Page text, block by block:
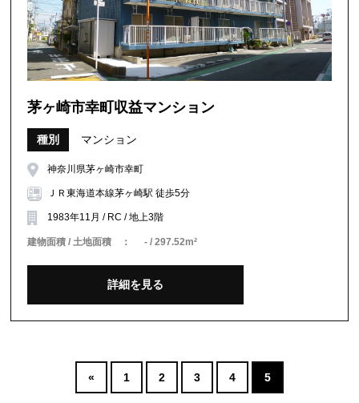
茅ヶ崎市幸町収益マンション
種別 マンション
神奈川県茅ヶ崎市幸町
ＪＲ東海道本線茅ヶ崎駅 徒歩5分
1983年11月 / RC / 地上3階
建物面積 / 土地面積 ： - / 297.52m²
詳細を見る
« 1 2 3 4 5